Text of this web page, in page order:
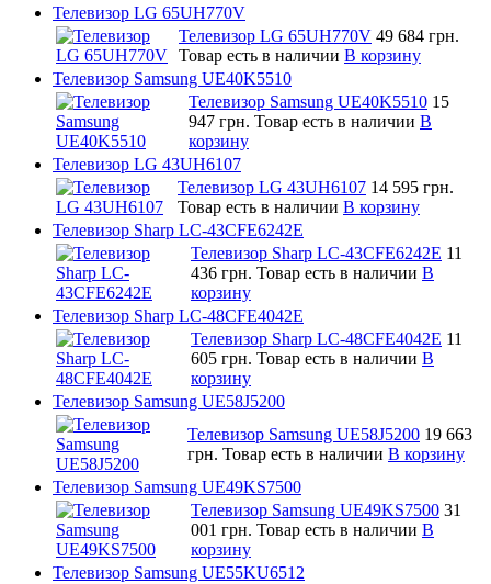
Телевизор LG 65UH770V
Телевизор LG 65UH770V 49 684 грн.
Товар есть в наличии В корзину
Телевизор Samsung UE40K5510
Телевизор Samsung UE40K5510 15
947 грн. Товар есть в наличии В
корзину
Телевизор LG 43UH6107
Телевизор LG 43UH6107 14 595 грн.
Товар есть в наличии В корзину
Телевизор Sharp LC-43CFE6242E
Телевизор Sharp LC-43CFE6242E 11
436 грн. Товар есть в наличии В
корзину
Телевизор Sharp LC-48CFE4042E
Телевизор Sharp LC-48CFE4042E 11
605 грн. Товар есть в наличии В
корзину
Телевизор Samsung UE58J5200
Телевизор Samsung UE58J5200 19 663
грн. Товар есть в наличии В корзину
Телевизор Samsung UE49KS7500
Телевизор Samsung UE49KS7500 31
001 грн. Товар есть в наличии В
корзину
Телевизор Samsung UE55KU6512